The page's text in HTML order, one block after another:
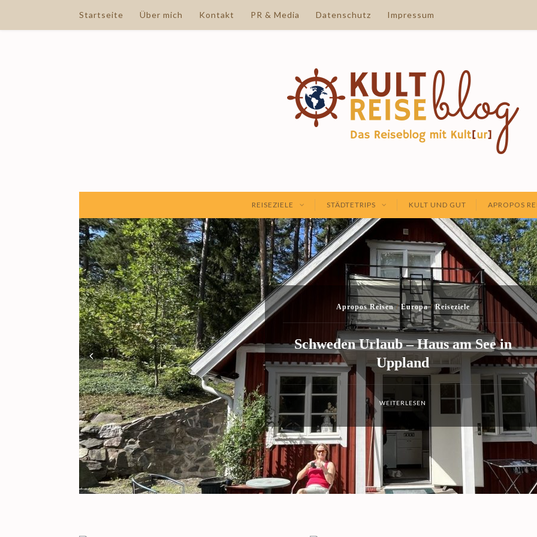
Startseite Über mich Kontakt PR & Media Datenschutz Impressum
/
DER
REISEBLOG
MIT
KULT[UR]
REISEZIELE STÄDTETRIPS KULT UND GUT APROPOS
Europa/Kult und gut/Reiseziele/Städtetrips
Stockholm Städtetrip: Meine
Highlights
WEITERLESEN
prev